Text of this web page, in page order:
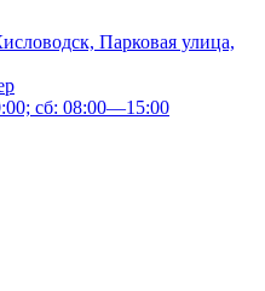
Парковая улица,
сб: 08:00—15:00